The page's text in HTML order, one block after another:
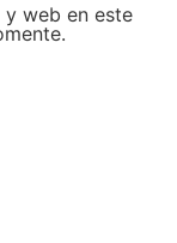
web en este